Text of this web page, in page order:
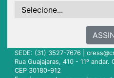
SEDE: (31) 3527-7676 |
Rua Guajajaras, 410 - 11º
CEP 30180-912